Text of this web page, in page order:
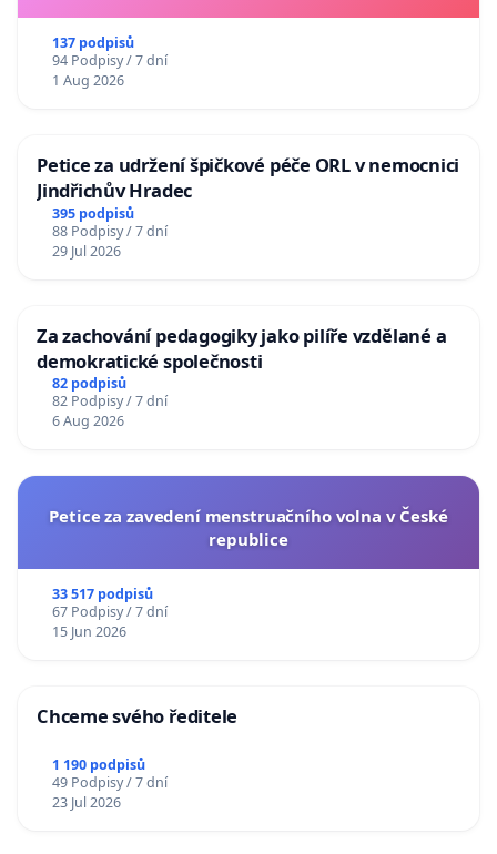
137 podpisů
94 Podpisy / 7 dní
1 Aug 2026
Petice za udržení špičkové péče ORL v nemocnici
Jindřichův Hradec
395 podpisů
88 Podpisy / 7 dní
29 Jul 2026
Za zachování pedagogiky jako pilíře vzdělané a
demokratické společnosti
82 podpisů
82 Podpisy / 7 dní
6 Aug 2026
Petice za zavedení menstruačního volna v České
republice
33 517 podpisů
67 Podpisy / 7 dní
15 Jun 2026
Chceme svého ředitele
1 190 podpisů
49 Podpisy / 7 dní
23 Jul 2026